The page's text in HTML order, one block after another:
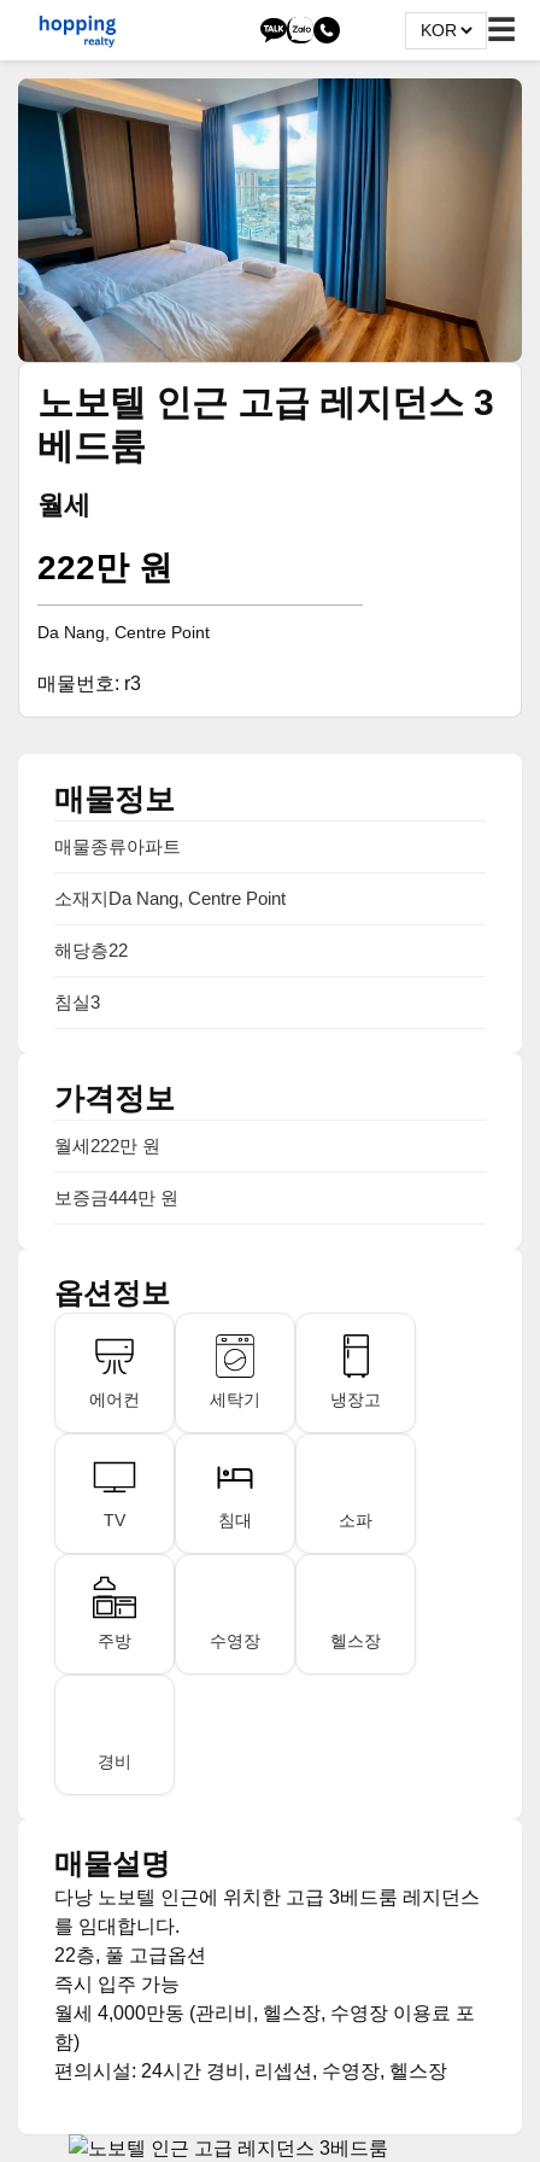
☰
노보텔 인근 고급 레지던스 3
베드룸
월세
222만 원
Da Nang, Centre Point
매물번호: r3
매물정보
매물종류아파트
소재지Da Nang, Centre Point
해당층22
침실3
가격정보
월세222만 원
보증금444만 원
옵션정보
에어컨 세탁기 냉장고
TV 침대 소파
주방 수영장 헬스장
경비
매물설명
다낭 노보텔 인근에 위치한 고급 3베드룸 레지던스
를 임대합니다.
22층, 풀 고급옵션
즉시 입주 가능
월세 4,000만동 (관리비, 헬스장, 수영장 이용료 포
함)
편의시설: 24시간 경비, 리셉션, 수영장, 헬스장